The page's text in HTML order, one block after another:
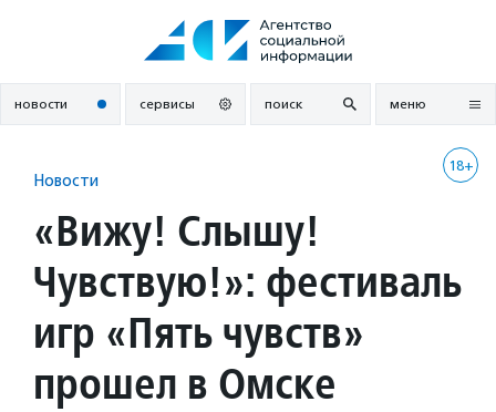
новости сервисы поиск меню
18+
Новости
«Вижу! Слышу!
Чувствую!»: фестиваль
игр «Пять чувств»
прошел в Омске